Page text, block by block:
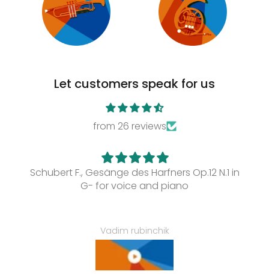
Let customers speak for us
from 26 reviews
Schubert F., Gesänge des Harfners Op.12 N.1 in
G- for voice and piano
Vadim rubinchik